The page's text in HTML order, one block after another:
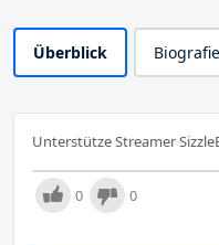
Überblick Biografie
Unterstütze Streamer
0 0